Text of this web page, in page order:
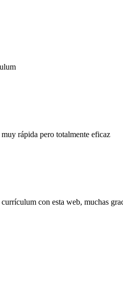
rápida pero totalmente eficaz
con esta web, muchas